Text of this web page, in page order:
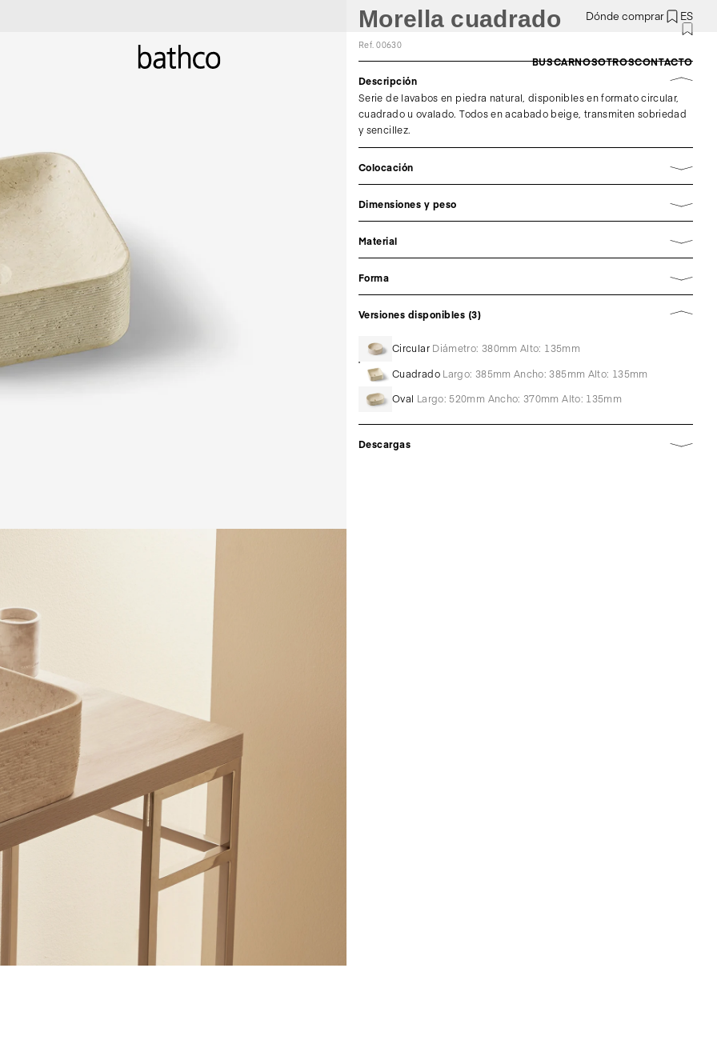
Dónde comprar ES
BUSCARNOSOTROSCONTACTO
Morella cuadrado
Ref. 00630
Descripción
Serie de lavabos en piedra natural, disponibles en formato circular,
cuadrado u ovalado. Todos en acabado beige, transmiten sobriedad
y sencillez.
Colocación
Dimensiones y peso
Material
Forma
Versiones disponibles (3)
Circular Diámetro: 380mm Alto: 135mm
Cuadrado Largo: 385mm Ancho: 385mm Alto: 135mm
Oval Largo: 520mm Ancho: 370mm Alto: 135mm
Descargas